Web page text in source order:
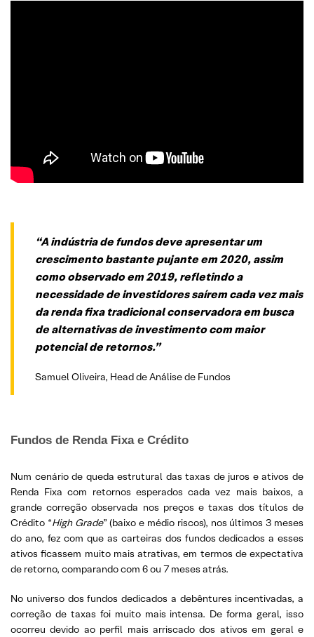
“A indústria de fundos deve apresentar um
crescimento bastante pujante em 2020, assim
como observado em 2019, refletindo a
necessidade de investidores saírem cada vez mais
da renda fixa tradicional conservadora em busca
de alternativas de investimento com maior
potencial de retornos.”
Samuel Oliveira, Head de Análise de Fundos
Fundos de Renda Fixa e Crédito
Num cenário de queda estrutural das taxas de juros e ativos de
Renda Fixa com retornos esperados cada vez mais baixos, a
grande correção observada nos preços e taxas dos títulos de
Crédito “High Grade” (baixo e médio riscos), nos últimos 3 meses
do ano, fez com que as carteiras dos fundos dedicados a esses
ativos ficassem muito mais atrativas, em termos de expectativa
de retorno, comparando com 6 ou 7 meses atrás.
No universo dos fundos dedicados a debêntures incentivadas, a
correção de taxas foi muito mais intensa. De forma geral, isso
ocorreu devido ao perfil mais arriscado dos ativos em geral e